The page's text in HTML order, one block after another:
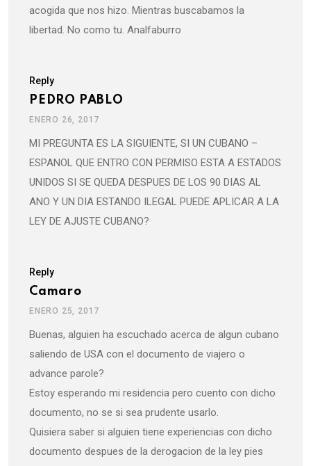
acogida que nos hizo. Mientras buscabamos la
libertad. No como tu. Analfaburro
Reply
PEDRO PABLO
ENERO 26, 2017
MI PREGUNTA ES LA SIGUIENTE, SI UN CUBANO –
ESPANOL QUE ENTRO CON PERMISO ESTA A ESTADOS
UNIDOS SI SE QUEDA DESPUES DE LOS 90 DIAS AL
ANO Y UN DIA ESTANDO ILEGAL PUEDE APLICAR A LA
LEY DE AJUSTE CUBANO?
Reply
Camaro
ENERO 25, 2017
Buenas, alguien ha escuchado acerca de algun cubano
saliendo de USA con el documento de viajero o
advance parole?
Estoy esperando mi residencia pero cuento con dicho
documento, no se si sea prudente usarlo.
Quisiera saber si alguien tiene experiencias con dicho
documento despues de la derogacion de la ley pies